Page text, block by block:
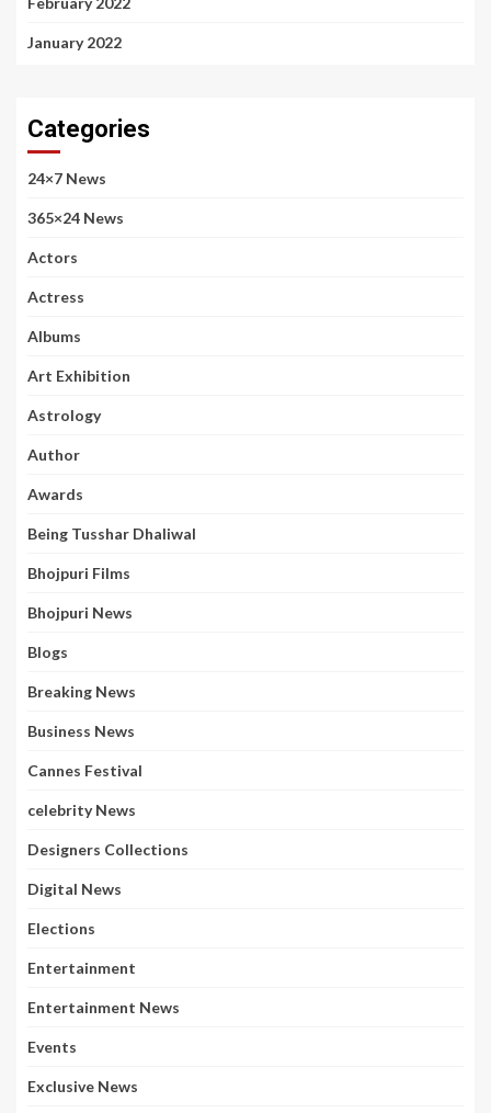
January 2022
Categories
24×7 News
365×24 News
Actors
Actress
Albums
Art Exhibition
Astrology
Author
Awards
Being Tusshar Dhaliwal
Bhojpuri Films
Bhojpuri News
Blogs
Breaking News
Business News
Cannes Festival
celebrity News
Designers Collections
Digital News
Elections
Entertainment
Entertainment News
Events
Exclusive News